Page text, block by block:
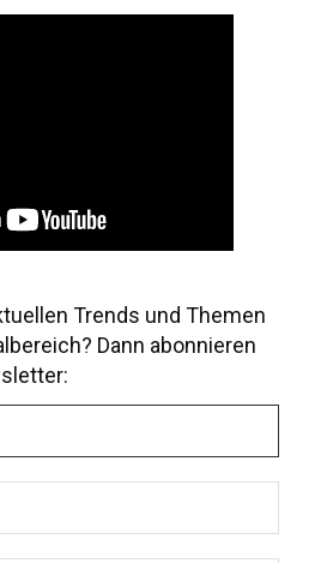
Trends und Themen
Dann abonnieren